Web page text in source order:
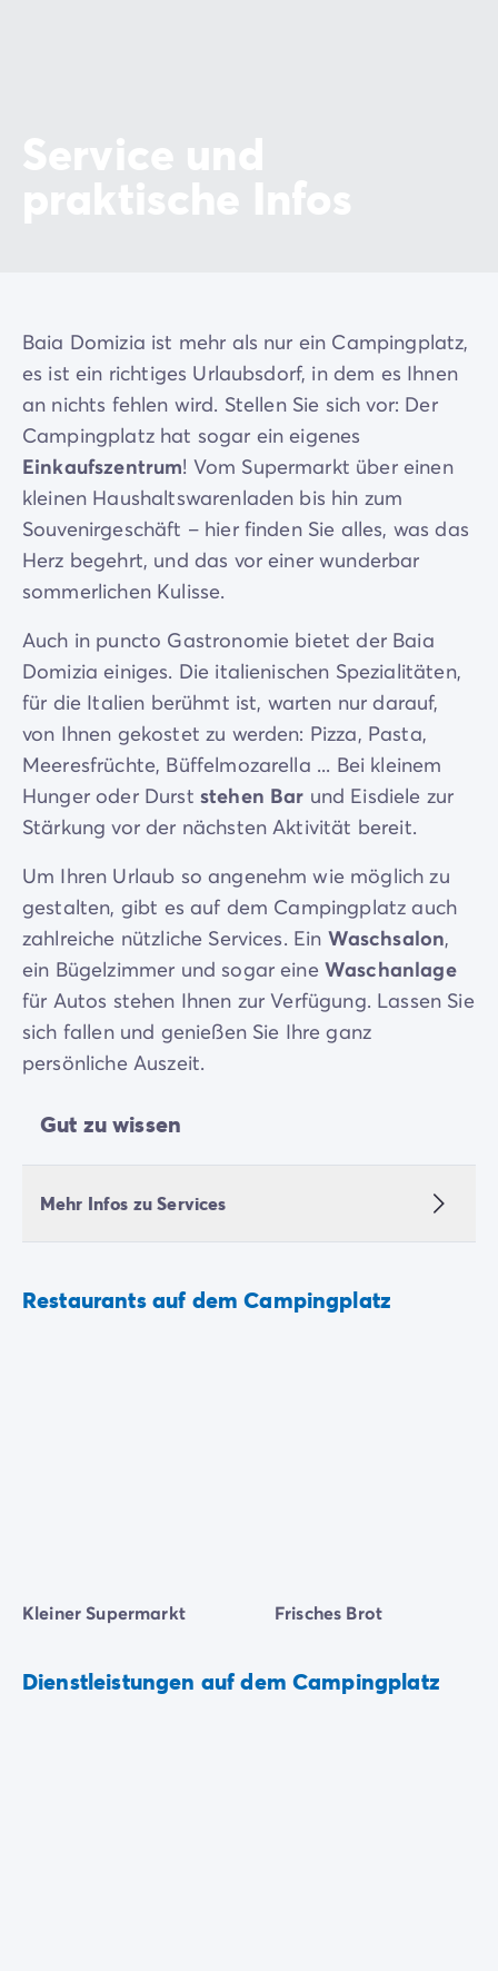
Baia Domizia ist mehr als nur ein Campingplatz,
es ist ein richtiges Urlaubsdorf, in dem es Ihnen
an nichts fehlen wird. Stellen Sie sich vor: Der
Campingplatz hat sogar ein eigenes
Einkaufszentrum! Vom Supermarkt über einen
kleinen Haushaltswarenladen bis hin zum
Souvenirgeschäft – hier finden Sie alles, was das
Herz begehrt, und das vor einer wunderbar
sommerlichen Kulisse.
Auch in puncto Gastronomie bietet der Baia
Domizia einiges. Die italienischen Spezialitäten,
für die Italien berühmt ist, warten nur darauf,
von Ihnen gekostet zu werden: Pizza, Pasta,
Meeresfrüchte, Büffelmozarella ... Bei kleinem
Hunger oder Durst stehen Bar und Eisdiele zur
Stärkung vor der nächsten Aktivität bereit.
Um Ihren Urlaub so angenehm wie möglich zu
gestalten, gibt es auf dem Campingplatz auch
zahlreiche nützliche Services. Ein Waschsalon,
ein Bügelzimmer und sogar eine Waschanlage
für Autos stehen Ihnen zur Verfügung. Lassen Sie
sich fallen und genießen Sie Ihre ganz
persönliche Auszeit.
Gut zu wissen
Mehr Infos zu Services
Restaurants auf dem Campingplatz
Kleiner Supermarkt Frisches Brot
Dienstleistungen auf dem Campingplatz